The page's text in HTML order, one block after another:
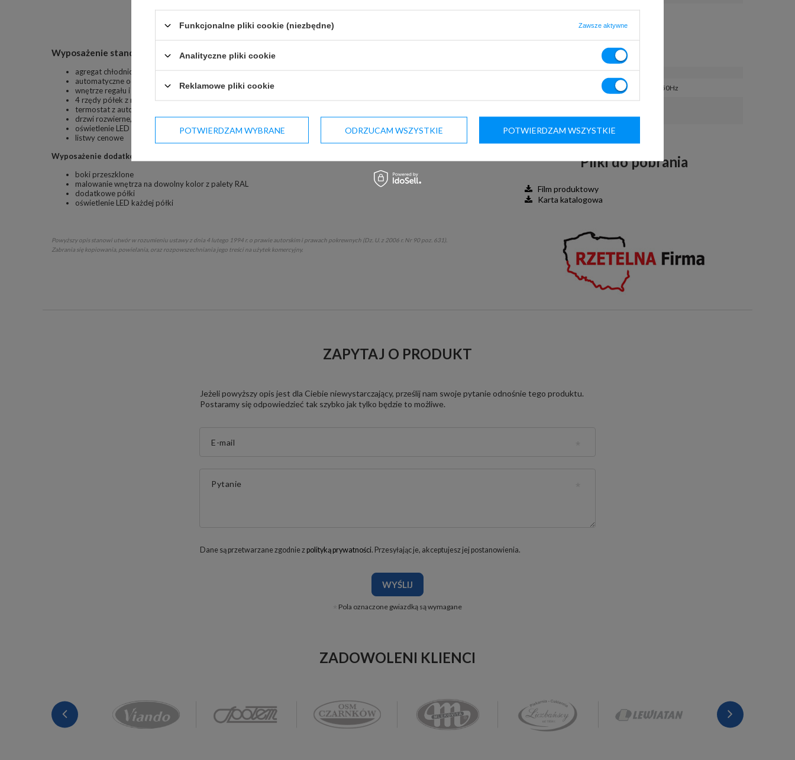
Wyposażenie standardowe:
agregat chłodniczy, dynamiczny, wymuszony wentylatorem obieg powietrza
automatyczne odparowanie skroplin
wnętrze regału i półki z blachy lakierowanej białej
4 rzędy półek z regulowaną wysokością i trzystopniową regulacją pochylenia
termostat z automatycznym odszranianiem i cyfrowym wyświetlaczem
drzwi rozwierne, przeszklone - szyba zespolona
oświetlenie LED
listwy cenowe
Wyposażenie dodatkowe opcjonalne:
boki przeszklone
malowanie wnętrza na dowolny kolor z palety RAL
dodatkowe półki
oświetlenie LED każdej półki
Powyższy opis stanowi utwór w rozumieniu ustawy z dnia 4 lutego 1994 r. o prawie autorskim i prawach pokrewnych (Dz. U. z 2006 r. Nr 90 poz. 631).
Zabrania się kopiowania, powielania, oraz rozpowszechniania jego treści na użytek komercyjny.
230V / 50Hz
chłodniczy:
Pliki do pobrania
Film produktowy
Karta katalogowa
ZAPYTAJ O PRODUKT
Jeżeli powyższy opis jest dla Ciebie niewystarczający, prześlij nam swoje pytanie odnośnie tego produktu.
Postaramy się odpowiedzieć tak szybko jak tylko będzie to możliwe.
E-mail
Pytanie
Dane są przetwarzane zgodnie z polityką prywatności. Przesyłając je, akceptujesz jej postanowienia.
WYŚLIJ
Pola oznaczone gwiazdką są wymagane
ZADOWOLENI KLIENCI
Funkcjonalne pliki cookie (niezbędne) Zawsze aktywne
Analityczne pliki cookie
Reklamowe pliki cookie
POTWIERDZAM WYBRANE ODRZUCAM WSZYSTKIE POTWIERDZAM WSZYSTKIE